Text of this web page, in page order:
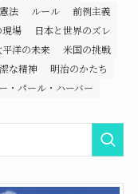
憲法 ルール
前例主義
場
日本と世界のズレ
平洋の未来
米国の挑戦
な精神
明治のかたち
・パール・ハーバー